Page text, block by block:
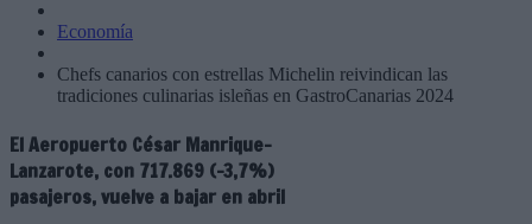
Economía
Chefs canarios con estrellas Michelin reivindican las
tradiciones culinarias isleñas en GastroCanarias 2024
El Aeropuerto César Manrique-
Lanzarote, con 717.869 (-3,7%)
pasajeros, vuelve a bajar en abril